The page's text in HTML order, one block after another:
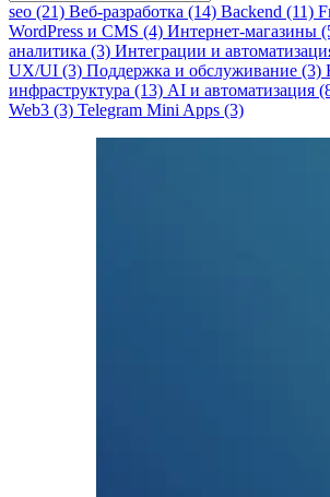
seo (21) Веб-разработка (14) Backend (11)
WordPress и CMS (4) Интернет-магазины
аналитика (3) Интеграции и
UX/UI (3) Поддержка и обслуживание (3)
инфраструктура (13) AI и автоматизация
Web3 (3) Telegram Mini Apps (3)